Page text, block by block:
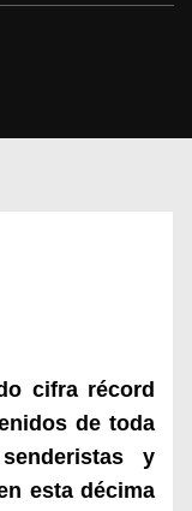
cifra récord
de toda
ristas y
esta décima